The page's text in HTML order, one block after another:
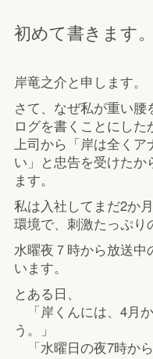
初めて書きます。
岸竜之介と申します。
さて、なぜ私が重い
ログを書くことにした
上司から「岸は全くア
い」と忠告を受けたか
ます。
私は入社してまだ2か
環境で、刺激たっぷり
水曜夜７時から放送中
います。
とある日、
「岸くんには、4月
う。」
「水曜日の夜7時か